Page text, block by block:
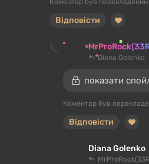
Коментар був перекладений
Відповісти
Diana Golenko
показати
Коментар був
Відповісти
Diana Golenko
MrProRock(33RU)